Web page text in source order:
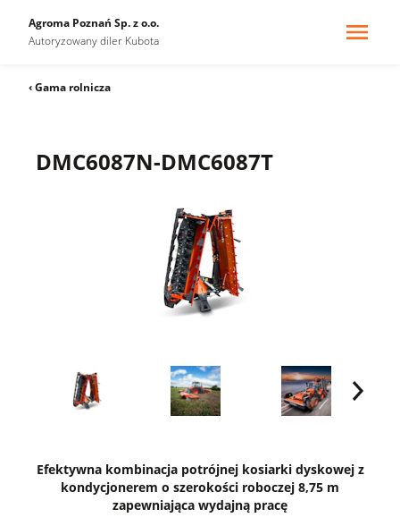
Agroma Poznań Sp. z o.o.
Autoryzowany diler Kubota
‹ Gama rolnicza
DMC6087N-DMC6087T
Efektywna kombinacja potrójnej kosiarki dyskowej z
kondycjonerem o szerokości roboczej 8,75 m
zapewniająca wydajną pracę